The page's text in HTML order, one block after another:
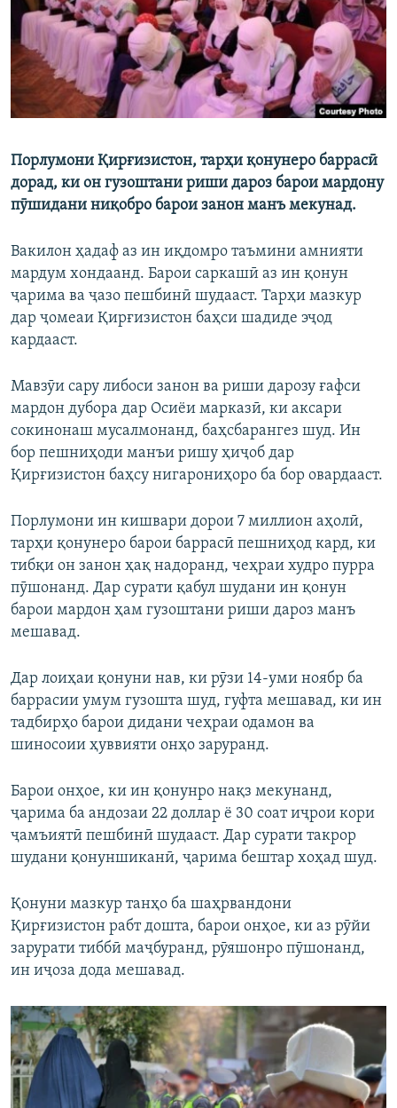
ГУЗОРИШҲОИ РАДИОӢ
Русский
ПАЙГИРӢ КУНЕД
Ҳамаи сомонаҳои RFE/RL
Порлумони Қирғизистон, тарҳи қонунеро баррасӣ
дорад, ки он гузоштани риши дароз барои мардону
пӯшидани ниқобро барои занон манъ мекунад.
Вакилон ҳадаф аз ин иқдомро таъмини амнияти
мардум хондаанд. Барои саркашӣ аз ин қонун
ҷарима ва ҷазо пешбинӣ шудааст. Тарҳи мазкур
дар ҷомеаи Қирғизистон баҳси шадиде эҷод
кардааст.
Мавзӯи сару либоси занон ва риши дарозу ғафси
мардон дубора дар Осиёи марказӣ, ки аксари
сокинонаш мусалмонанд, баҳсбарангез шуд. Ин
бор пешниҳоди манъи ришу ҳиҷоб дар
Қирғизистон баҳсу нигарониҳоро ба бор овардааст.
Порлумони ин кишвари дорои 7 миллион аҳолӣ,
тарҳи қонунеро барои баррасӣ пешниҳод кард, ки
тибқи он занон ҳақ надоранд, чеҳраи худро пурра
пӯшонанд. Дар сурати қабул шудани ин қонун
барои мардон ҳам гузоштани риши дароз манъ
мешавад.
Дар лоиҳаи қонуни нав, ки рӯзи 14-уми ноябр ба
баррасии умум гузошта шуд, гуфта мешавад, ки ин
тадбирҳо барои дидани чеҳраи одамон ва
шиносоии ҳуввияти онҳо заруранд.
Барои онҳое, ки ин қонунро нақз мекунанд,
ҷарима ба андозаи 22 доллар ё 30 соат иҷрои кори
ҷамъиятӣ пешбинӣ шудааст. Дар сурати такрор
шудани қонуншиканӣ, ҷарима бештар хоҳад шуд.
Қонуни мазкур танҳо ба шаҳрвандони
Қирғизистон рабт дошта, барои онҳое, ки аз рӯйи
зарурати тиббӣ маҷбуранд, рӯяшонро пӯшонанд,
ин иҷоза дода мешавад.